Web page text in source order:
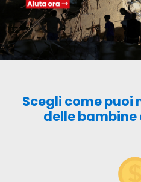
Scegli come
delle bambine